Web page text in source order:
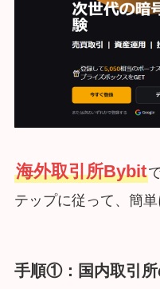
海外取引所Bybit
テップに従って、簡単
手順①：国内取引